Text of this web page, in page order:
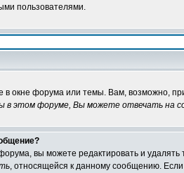
пользователями.
в окне форума или темы. Вам, возможно,
этом форуме, Вы можете отвечать на
вы можете редактировать и
, относящейся к данному сообщению.